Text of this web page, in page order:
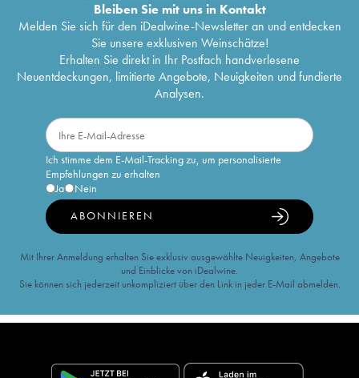
Bleiben Sie mit uns in Kontakt
Melden Sie sich für den iDealwine-Newsletter an und entdecken
Sie unsere exklusiven Weinschätze!
Erhalten Sie direkt in Ihr Postfach handverlesene
Neuentdeckungen, limitierte Angebote, Neuigkeiten und fundierte
Analysen.
Ich stimme dem E-Mail-Tracking zu, um personalisierte
Empfehlungen zu erhalten
Ja
Nein
ABONNIEREN
Mit Ihrer Anmeldung erhalten Sie exklusiv ausgewählte Neuigkeiten, Angebote
und Einblicke von iDealwine.
Sie können sich jederzeit unkompliziert über den Link in jeder E-Mail abmelden.